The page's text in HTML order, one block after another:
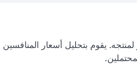
يقوم بتحليل أسعار